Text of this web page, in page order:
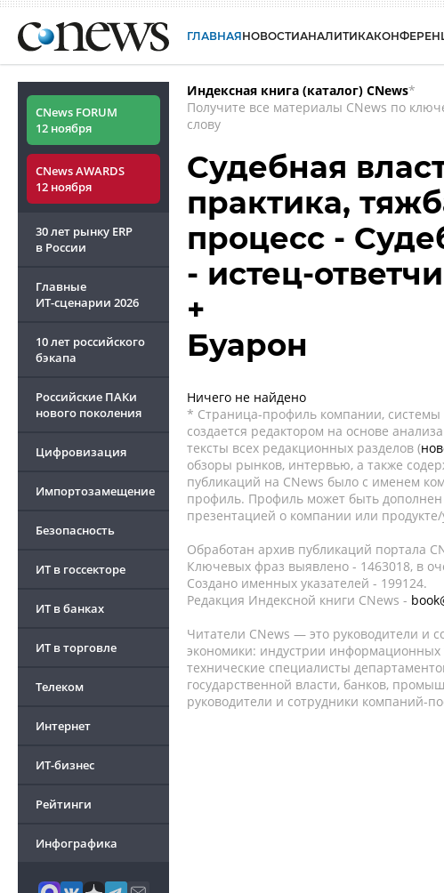
ГЛАВНАЯНОВОСТИАНАЛИТИКА
CNews FORUM
12 ноября
CNews AWARDS
12 ноября
30 лет рынку ERP
в России
Главные
ИТ-сценарии 2026
10 лет российского
бэкапа
Российские ПАКи
нового поколения
Цифровизация
Импортозамещение
Безопасность
ИТ в госсекторе
ИТ в банках
ИТ в торговле
Телеком
Интернет
ИТ-бизнес
Рейтинги
Инфографика
Индексная книга (каталог) CNews*
Получите все материалы CNews по
слову
Судебная
практика,
процесс -
- истец-
+
Буарон
Ничего не найдено
* Страница-профиль компании, системы
создается редактором на основе
тексты всех редакционных разделов (
обзоры рынков, интервью, а также
публикаций на CNews было с именем
профиль. Профиль может быть
презентацией о компании или продукте/
Обработан архив публикаций портала
Ключевых фраз выявлено - 1463018, в
Создано именных указателей - 199124.
Редакция Индексной книги CNews -
Читатели CNews — это руководители и
экономики: индустрии
технические специалисты
государственной власти, банков,
руководители и сотрудники компаний-